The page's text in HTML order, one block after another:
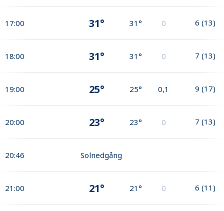
17:00 31° 31° 0 6 (13)
18:00 31° 31° 0 7 (13)
19:00 25° 25° 0,1 9 (17)
20:00 23° 23° 0 7 (13)
20:46 Solnedgång
21:00 21° 21° 0 6 (11)